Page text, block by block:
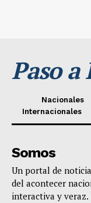
Paso a
Nacionales
Internacionales
Somos
Un portal de
del acontecer
interactiva y veraz.